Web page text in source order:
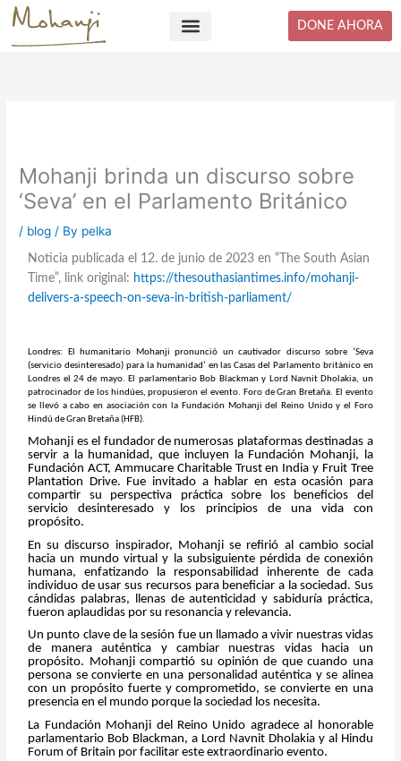
Skip
content
DONE AHORA
Mohanji brinda un discurso sobre
‘Seva’ en el Parlamento Británico
/ blog / By pelka
Noticia publicada el 12. de junio de 2023 en “The South Asian
Time”, link original: https://thesouthasiantimes.info/mohanji-
delivers-a-speech-on-seva-in-british-parliament/
Londres: El humanitario Mohanji pronunció un cautivador discurso sobre ‘Seva
(servicio desinteresado) para la humanidad’ en las Casas del Parlamento británico en
Londres el 24 de mayo. El parlamentario Bob Blackman y Lord Navnit Dholakia, un
patrocinador de los hindúes, propusieron el evento. Foro de Gran Bretaña. El evento
se llevó a cabo en asociación con la Fundación Mohanji del Reino Unido y el Foro
Hindú de Gran Bretaña (HFB).
Mohanji es el fundador de numerosas plataformas destinadas a
servir a la humanidad, que incluyen la Fundación Mohanji, la
Fundación ACT, Ammucare Charitable Trust en India y Fruit Tree
Plantation Drive. Fue invitado a hablar en esta ocasión para
compartir su perspectiva práctica sobre los beneficios del
servicio desinteresado y los principios de una vida con
propósito.
En su discurso inspirador, Mohanji se refirió al cambio social
hacia un mundo virtual y la subsiguiente pérdida de conexión
humana, enfatizando la responsabilidad inherente de cada
individuo de usar sus recursos para beneficiar a la sociedad. Sus
cándidas palabras, llenas de autenticidad y sabiduría práctica,
fueron aplaudidas por su resonancia y relevancia.
Un punto clave de la sesión fue un llamado a vivir nuestras vidas
de manera auténtica y cambiar nuestras vidas hacia un
propósito. Mohanji compartió su opinión de que cuando una
persona se convierte en una personalidad auténtica y se alinea
con un propósito fuerte y comprometido, se convierte en una
presencia en el mundo porque la sociedad los necesita.
La Fundación Mohanji del Reino Unido agradece al honorable
parlamentario Bob Blackman, a Lord Navnit Dholakia y al Hindu
Forum of Britain por facilitar este extraordinario evento.